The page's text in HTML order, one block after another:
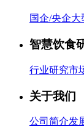
国企/央企大
智慧饮食
行业研究市
关于我们
公司简介发